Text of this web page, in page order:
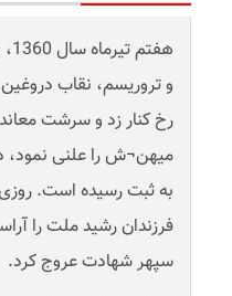
و تروریسم، نقاب دروغین
رخ کنار زد و سرشت
میهن¬ش را علنی نمود،
به ثبت رسیده است.
فرزندان رشید ملت را
سپهر شهادت عروج کرد.